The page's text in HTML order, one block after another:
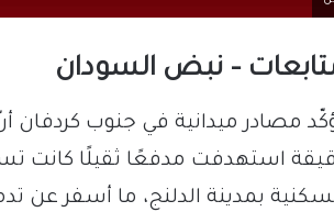
– نبض السودان
مصادر ميدانية في جنوب كردفان
استهدفت مدفعًا ثقيلًا كانت
بمدينة الدلنج، ما أسفر عن